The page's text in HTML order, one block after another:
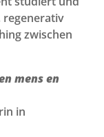
regenerativ
zwischen
mens en
in